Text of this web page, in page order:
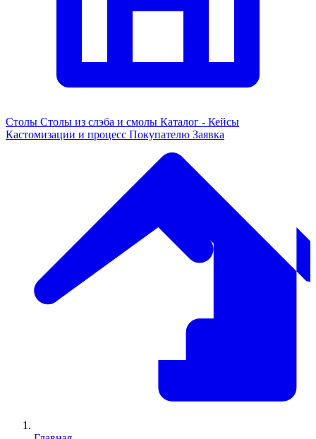
Столы Столы из слэба и смолы Каталог - Кейсы
Кастомизации и процесс Покупателю Заявка